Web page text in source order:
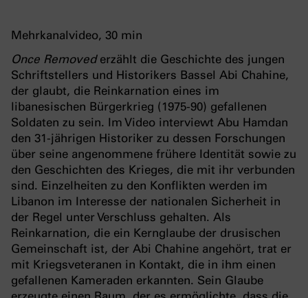
Mehrkanalvideo, 30 min
Once Removederzählt die Geschichte des jungen
Schriftstellers und Historikers Bassel Abi Chahine,
der glaubt, die Reinkarnation eines im
libanesischen Bürgerkrieg (1975-90) gefallenen
Soldaten zu sein. Im Video interviewt Abu Hamdan
den 31-jährigen Historiker zu dessen Forschungen
über seine angenommene frühere Identität sowie zu
den Geschichten des Krieges, die mit ihr verbunden
sind. Einzelheiten zu den Konflikten werden im
Libanon im Interesse der nationalen Sicherheit in
der Regel unter Verschluss gehalten. Als
Reinkarnation, die ein Kernglaube der drusischen
Gemeinschaft ist, der Abi Chahine angehört, trat er
mit Kriegsveteranen in Kontakt, die in ihm einen
gefallenen Kameraden erkannten. Sein Glaube